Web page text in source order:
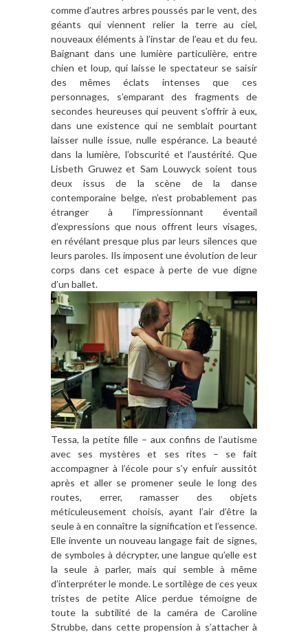
comme d’autres arbres poussés par le vent, des
géants qui viennent relier la terre au ciel,
nouveaux éléments à l’instar de l’eau et du feu.
Baignant dans une lumière particulière, entre
chien et loup, qui laisse le spectateur se saisir
des mêmes éclats intenses que ces
personnages, s’emparant des fragments de
secondes heureuses qui peuvent s’offrir à eux,
dans une existence qui ne semblait pourtant
laisser nulle issue, nulle espérance. La beauté
dans la lumière, l’obscurité et l’austérité. Que
Lisbeth Gruwez et Sam Louwyck soient tous
deux issus de la scène de la danse
contemporaine belge, n’est probablement pas
étranger à l’impressionnant éventail
d’expressions que nous offrent leurs visages,
en révélant presque plus par leurs silences que
leurs paroles. Ils imposent une évolution de leur
corps dans cet espace à perte de vue digne
d’un ballet.
Tessa, la petite fille – aux confins de l’autisme
avec ses mystères et ses rites – se fait
accompagner à l’école pour s’y enfuir aussitôt
après et aller se promener seule le long des
routes, errer, ramasser des objets
méticuleusement choisis, ayant l’air d’être la
seule à en connaître la signification et l’essence.
Elle invente un nouveau langage fait de signes,
de symboles à décrypter, une langue qu’elle est
la seule à parler, mais qui semble à même
d’interpréter le monde. Le sortilège de ces yeux
tristes de petite Alice perdue témoigne de
toute la subtilité de la caméra de Caroline
Strubbe, dans cette propension à s’attacher à